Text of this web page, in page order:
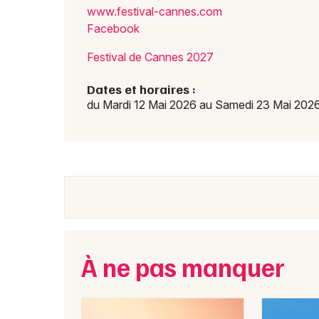
www.festival-cannes.com
Facebook
Festival de Cannes 2027
Dates et horaires :
du Mardi 12 Mai 2026 au Samedi 23 Mai
À ne pas manquer